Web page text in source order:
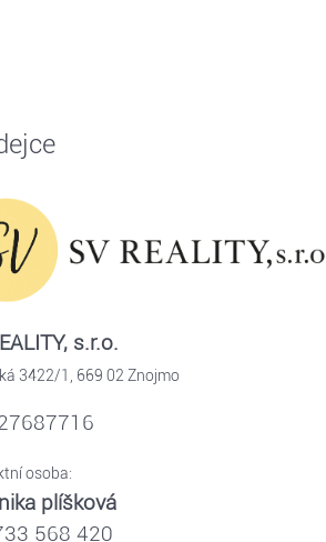
s.r.o.
3422/1, 669 02 Znojmo
osoba:
plíšková
568 420